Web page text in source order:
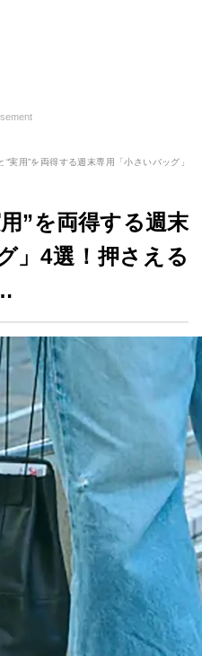
“実用”を両得する週末専用「小さいバッグ
”を両得する週末
」4選！押さえる